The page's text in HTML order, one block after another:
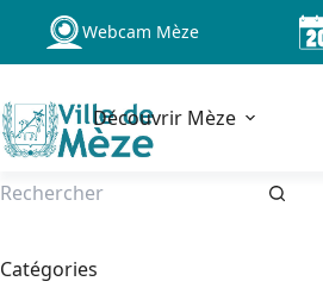
Passer
contenu
Webcam Mèze
Découvrir Mèze
Catégories